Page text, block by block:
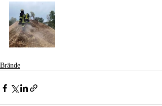
Brände